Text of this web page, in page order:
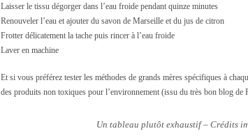
Laisser le tissu dégorger dans l’eau froide pendant quinze minutes
Renouveler l’eau et ajouter du savon de Marseille et du jus de citron
Frotter délicatement la tache puis rincer à l’eau froide
Laver en machine
Et si vous préférez tester les méthodes de grands mères spécifiques à
des produits non toxiques pour l’environnement (issu du très bon blog de
Un tableau plutôt exhaustif – Crédits